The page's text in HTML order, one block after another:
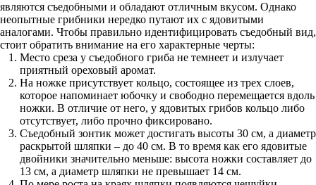
являются съедобными и обладают отличным вкусом. Однако
неопытные грибники нередко путают их с ядовитыми
аналогами. Чтобы правильно идентифицировать съедобный вид,
стоит обратить внимание на его характерные черты:
Место среза у съедобного гриба не темнеет и излучает
приятный ореховый аромат.
На ножке присутствует кольцо, состоящее из трех слоев,
которое напоминает юбочку и свободно перемещается вдоль
ножки. В отличие от него, у ядовитых грибов кольцо либо
отсутствует, либо прочно фиксировано.
Съедобный зонтик может достигать высоты 30 см, а диаметр
раскрытой шляпки – до 40 см. В то время как его ядовитые
двойники значительно меньше: высота ножки составляет до
13 см, а диаметр шляпки не превышает 14 см.